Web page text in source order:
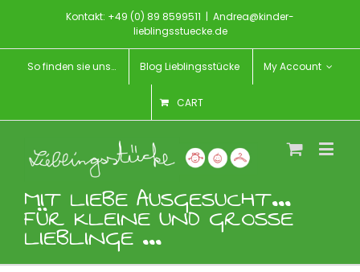
Kontakt: +49 (0) 89 8599511 | Andrea@kinder-
lieblingsstuecke.de
So finden sie uns… Blog Lieblingsstücke My Account
CART
MIT LIEBE AUSGESUCHT...
FÜR KLEINE UND GROSSE
LIEBLINGE ...